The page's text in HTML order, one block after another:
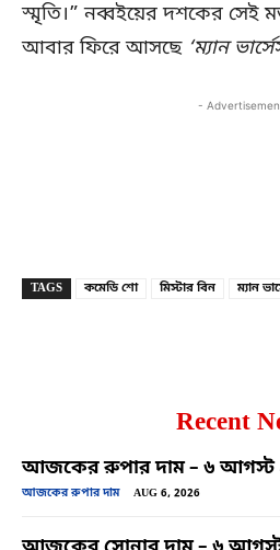
স্মৃতি।” নব্বইয়ের দশকের সেই
আবার ফিরে আসছে ‘ম্যান
-
TAGS কমেডি শো মিস্টার বিন ম্যান
Recent
আজকের রুপার দাম – ৬ আগস্ট
আজকের রুপার দাম AUG 6, 2026